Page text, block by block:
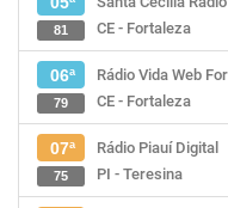
CE - Fortaleza
81
06ª
Rádio Vida Web
CE - Fortaleza
79
07ª
Rádio Piauí Digital
PI - Teresina
75